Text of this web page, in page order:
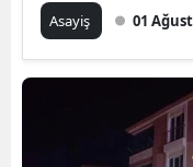
Asayiş 01